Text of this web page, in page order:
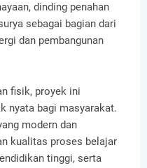
dinding penahan
sebagai bagian dari
dan pembangunan
fisik, proyek ini
nyata bagi masyarakat.
modern dan
kualitas proses belajar
tinggi, serta